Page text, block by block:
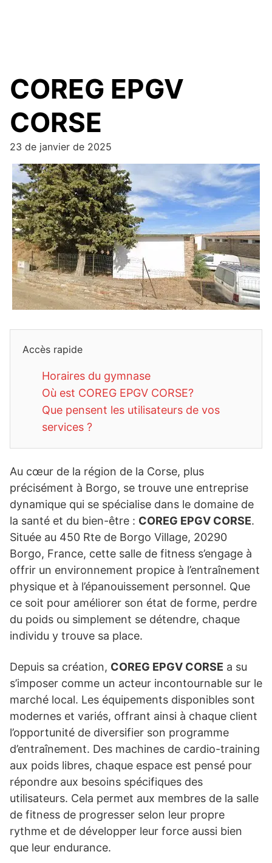
COREG EPGV
CORSE
23 de janvier de 2025
Accès rapide
Horaires du gymnase
Où est COREG EPGV CORSE?
Que pensent les utilisateurs de vos
services ?
Au cœur de la région de la Corse, plus
précisément à Borgo, se trouve une entreprise
dynamique qui se spécialise dans le domaine de
la santé et du bien-être : COREG EPGV CORSE.
Située au 450 Rte de Borgo Village, 20290
Borgo, France, cette salle de fitness s’engage à
offrir un environnement propice à l’entraînement
physique et à l’épanouissement personnel. Que
ce soit pour améliorer son état de forme, perdre
du poids ou simplement se détendre, chaque
individu y trouve sa place.
Depuis sa création, COREG EPGV CORSE a su
s’imposer comme un acteur incontournable sur le
marché local. Les équipements disponibles sont
modernes et variés, offrant ainsi à chaque client
l’opportunité de diversifier son programme
d’entraînement. Des machines de cardio-training
aux poids libres, chaque espace est pensé pour
répondre aux besoins spécifiques des
utilisateurs. Cela permet aux membres de la salle
de fitness de progresser selon leur propre
rythme et de développer leur force aussi bien
que leur endurance.